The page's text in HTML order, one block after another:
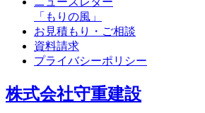
「もりの風」
お見積もり・ご相談
資料請求
プライバシーポリシー
株式会社守重建設